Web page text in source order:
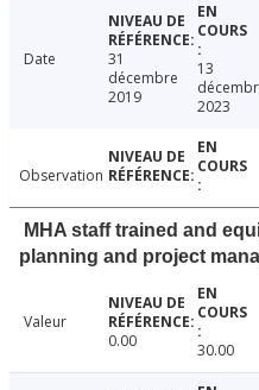
Date
31
décembre
2019
13
2023
Observation
MHA staff trained and
planning and project
Valeur
0.00
30.00